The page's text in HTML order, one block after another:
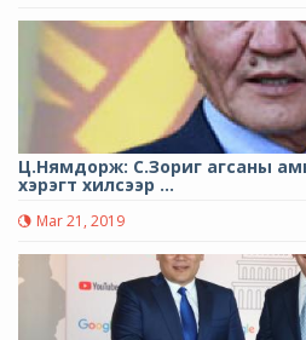
Ц.Нямдорж: С.Зориг агсаны
хэрэгт хилсээр ...
Mar 21, 2019